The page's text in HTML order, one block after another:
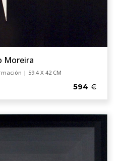
Moreira
| 59.4 X 42 CM
594